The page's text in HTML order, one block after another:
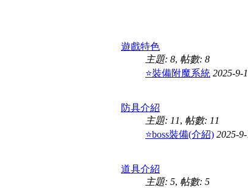
遊戲特色
主題: 8, 帖數: 8
⭐裝備附魔系統 2025-9-
防具介紹
主題: 11, 帖數: 11
⭐boss裝備(介紹) 2025-
道具介紹
主題: 5, 帖數: 5